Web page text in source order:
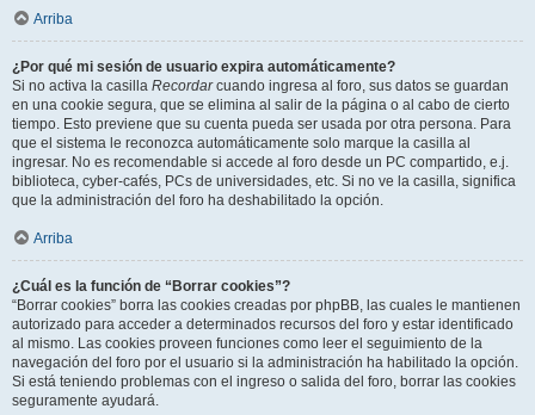
Arriba
¿Por qué mi sesión de usuario expira automáticamente?
Si no activa la casilla Recordarcuando ingresa al foro, sus datos se guardan
en una cookie segura, que se elimina al salir de la página o al cabo de cierto
tiempo. Esto previene que su cuenta pueda ser usada por otra persona. Para
que el sistema le reconozca automáticamente solo marque la casilla al
ingresar. No es recomendable si accede al foro desde un PC compartido, e.j.
biblioteca, cyber-cafés, PCs de universidades, etc. Si no ve la casilla, significa
que la administración del foro ha deshabilitado la opción.
Arriba
¿Cuál es la función de “Borrar cookies”?
“Borrar cookies” borra las cookies creadas por phpBB, las cuales le mantienen
autorizado para acceder a determinados recursos del foro y estar identificado
al mismo. Las cookies proveen funciones como leer el seguimiento de la
navegación del foro por el usuario si la administración ha habilitado la opción.
Si está teniendo problemas con el ingreso o salida del foro, borrar las cookies
seguramente ayudará.